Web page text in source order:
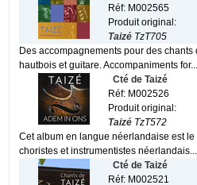
Réf: M002565
Produit original:
Taizé TzT705
Des accompagnements pour des
hautbois et guitare. Accompaniments for...
Cté de Taizé
Réf: M002526
Produit original:
Taizé TzT572
Cet album en langue néerlandaise est
choristes et instrumentistes
Cté de Taizé
Réf: M002521